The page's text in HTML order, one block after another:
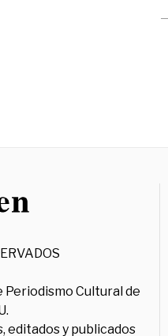
Periodismo Cultural de
editados y publicados